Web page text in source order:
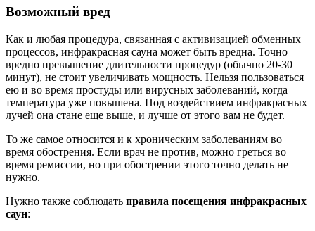
Возможный вред
Как и любая процедура, связанная с активизацией обменных
процессов, инфракрасная сауна может быть вредна. Точно
вредно превышение длительности процедур (обычно 20-30
минут), не стоит увеличивать мощность. Нельзя пользоваться
ею и во время простуды или вирусных заболеваний, когда
температура уже повышена. Под воздействием инфракрасных
лучей она стане еще выше, и лучше от этого вам не будет.
То же самое относится и к хроническим заболеваниям во
время обострения. Если врач не против, можно греться во
время ремиссии, но при обострении этого точно делать не
нужно.
Нужно также соблюдать правила посещения инфракрасных
саун: